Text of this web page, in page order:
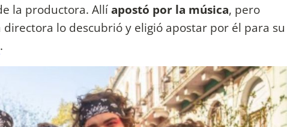
la productora. Allíapostó por la música, pero
lo descubrió y eligió apostar por él para su
.